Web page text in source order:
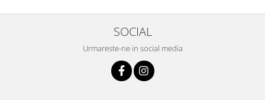
SOCIAL
Urmareste-ne in social media